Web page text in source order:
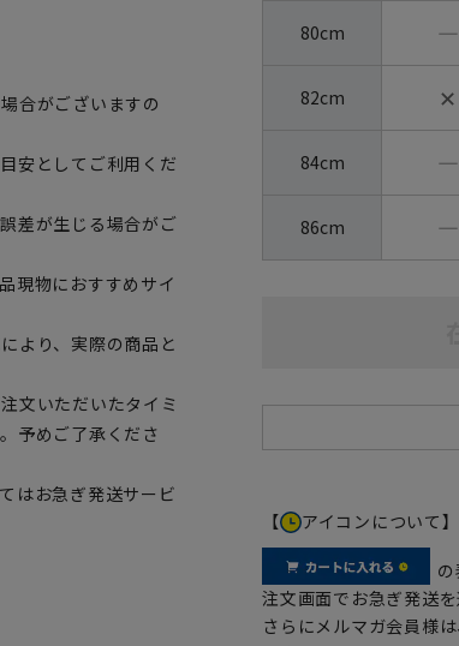
合がございますの
安としてご利用くだ
差が生じる場合がご
現物におすすめサイ
より、実際の商品と
文いただいたタイミ
予めご了承くださ
はお急ぎ発送サービ
80cm ―
82cm ✕
84cm ―
86cm ―
【 アイコンについて】
の
注文画面でお急ぎ発送を
さらにメルマガ会員様